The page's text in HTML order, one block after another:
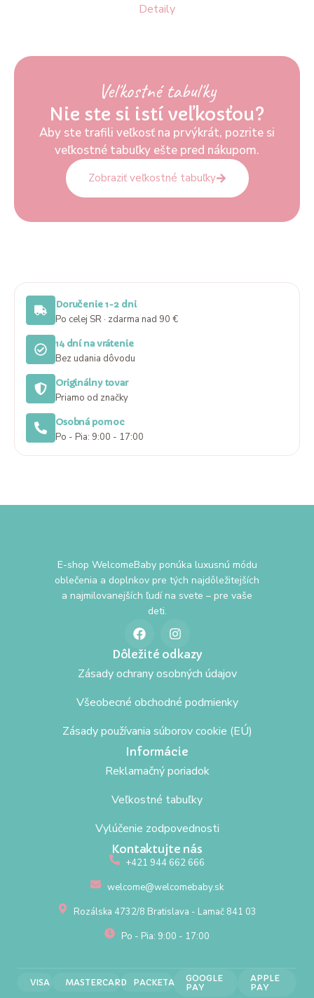
Detaily
Veľkostné tabuľky
Nie ste si istí veľkosťou?
Aby ste trafili veľkosť na prvýkrát, pozrite si
veľkostné tabuľky ešte pred nákupom.
Zobraziť veľkostné tabuľky
Doručenie 1-2 dni
Po celej SR · zdarma nad 90 €
14 dní na vrátenie
Bez udania dôvodu
Originálny tovar
Priamo od značky
Osobná pomoc
Po - Pia: 9:00 - 17:00
E-shop WelcomeBaby ponúka luxusnú módu
oblečenia a doplnkov pre tých najdôležitejších
a najmilovanejších ľudí na svete – pre vaše
deti.
Dôležité odkazy
Zásady ochrany osobných údajov
Všeobecné obchodné podmienky
Zásady používania súborov cookie (EÚ)
Informácie
Reklamačný poriadok
Veľkostné tabuľky
Vylúčenie zodpovednosti
Kontaktujte nás
+421 944 662 666
welcome@welcomebaby.sk
Rozálska 4732/8 Bratislava - Lamač 841 03
Po - Pia: 9:00 - 17:00
VISA MASTERCARD PACKETA
GOOGLE
PAY
APPLE
PAY